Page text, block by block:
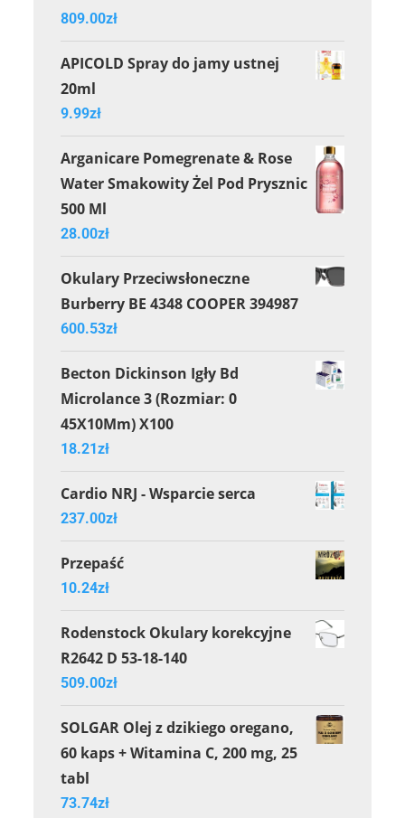
809.00zł
APICOLD Spray do jamy ustnej
20ml
9.99zł
Arganicare Pomegrenate & Rose
Water Smakowity Żel Pod Prysznic
500 Ml
28.00zł
Okulary Przeciwsłoneczne
Burberry BE 4348 COOPER 394987
600.53zł
Becton Dickinson Igły Bd
Microlance 3 (Rozmiar: 0
45X10Mm) X100
18.21zł
Cardio NRJ - Wsparcie serca
237.00zł
Przepaść
10.24zł
Rodenstock Okulary korekcyjne
R2642 D 53-18-140
509.00zł
SOLGAR Olej z dzikiego oregano,
60 kaps + Witamina C, 200 mg, 25
tabl
73.74zł